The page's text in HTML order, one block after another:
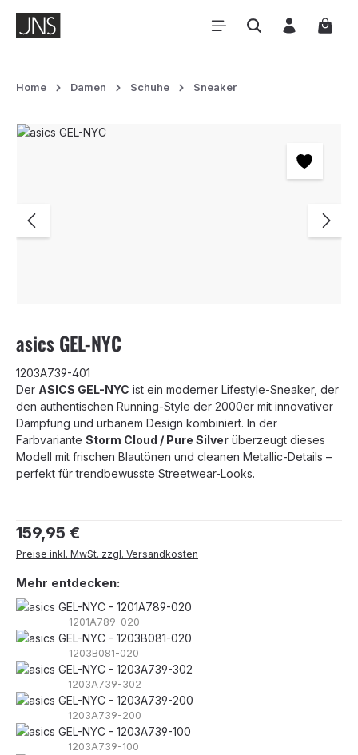
Zum Hauptinhalt springen
Home Damen Schuhe Sneaker
Bildergalerie überspringen
asics GEL-NYC
1203A739-401
Der ASICS GEL-NYC ist ein moderner Lifestyle-Sneaker, der
den authentischen Running-Style der 2000er mit innovativer
Dämpfung und urbanem Design kombiniert. In der
Farbvariante Storm Cloud / Pure Silver überzeugt dieses
Modell mit frischen Blautönen und cleanen Metallic-Details –
perfekt für trendbewusste Streetwear-Looks.
Regulärer Preis:
159,95 €
Preise inkl. MwSt. zzgl. Versandkosten
Mehr entdecken:
1201A789-020
1203B081-020
1203A739-302
1203A739-200
1203A739-100